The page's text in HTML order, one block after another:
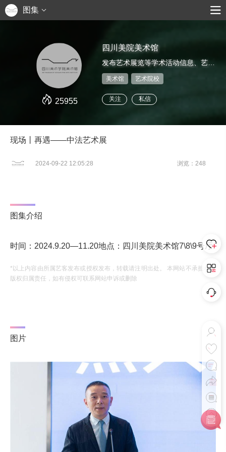
图集
25955
四川美院美术馆
美术馆 艺术院校
关注 私信
现场丨再遇——中法艺术展
2024-09-22 12:05:28 浏览：248
图集介绍
时间：2024.9.20—11.20地点：四川美院美术馆7\8\9号厅
*以上内容由所属艺客发布或授权发布，转载请注明出处。 本网站不承担相应
版权归属责任，如有侵权可联系网站申诉或删除
图片